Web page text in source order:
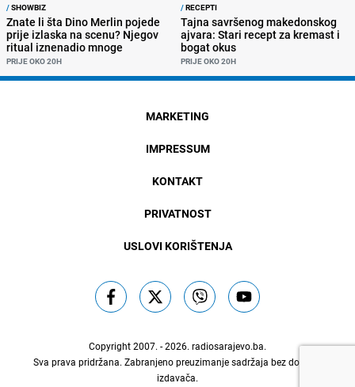
/SHOWBIZ
Znate li šta Dino Merlin pojede
prije izlaska na scenu? Njegov
ritual iznenadio mnoge
PRIJE OKO 20H
/RECEPTI
Tajna savršenog makedonskog
ajvara: Stari recept za kremast i
bogat okus
PRIJE OKO 20H
MARKETING
IMPRESSUM
KONTAKT
PRIVATNOST
USLOVI KORIŠTENJA
Copyright 2007. - 2026. radiosarajevo.ba.
Sva prava pridržana. Zabranjeno preuzimanje sadržaja bez dozvole
izdavača.